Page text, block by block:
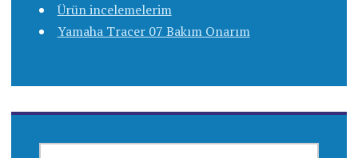
Ürün incelemelerim
Yamaha Tracer 07 Bakım Onarım